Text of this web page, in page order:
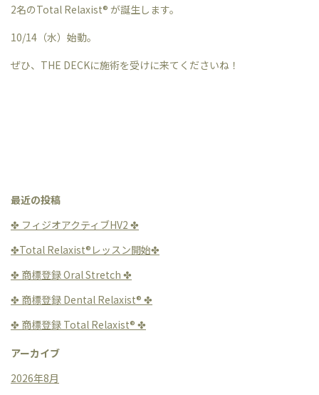
2名のTotal Relaxist®︎ が誕生します。
10/14（水）始動。
ぜひ、THE DECKに施術を受けに来てくださいね！
最近の投稿
✤ フィジオアクティブHV2 ✤
✤Total Relaxist®︎レッスン開始✤
✤ 商標登録 Oral Stretch ✤
✤ 商標登録 Dental Relaxist®︎ ✤
✤ 商標登録 Total Relaxist®︎ ✤
アーカイブ
2026年8月